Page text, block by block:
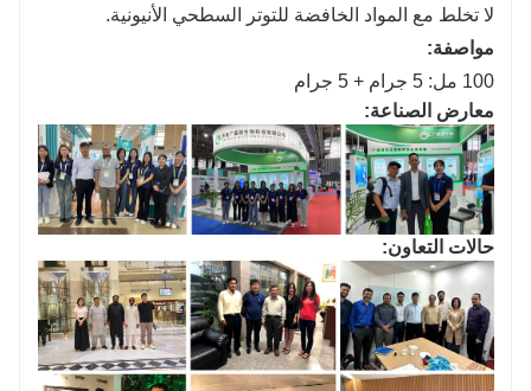
لا تخلط مع المواد الخافضة للتوتر السطحي الأنيونية.
مواصفة:
100 مل: 5 جرام + 5 جرام
معارض الصناعة:
حالات التعاون: